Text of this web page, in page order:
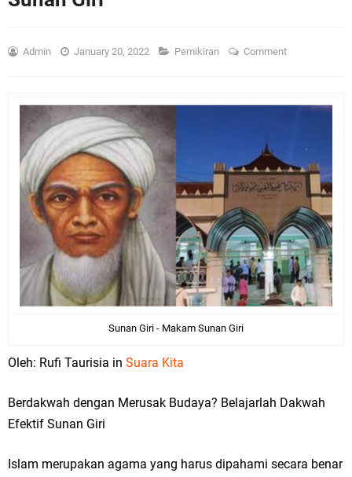
Admin January 20, 2022 Pemikiran Comment
Sunan Giri - Makam Sunan Giri
Oleh: Rufi Taurisia in Suara Kita
Berdakwah dengan Merusak Budaya? Belajarlah Dakwah
Efektif Sunan Giri
Islam merupakan agama yang harus dipahami secara benar